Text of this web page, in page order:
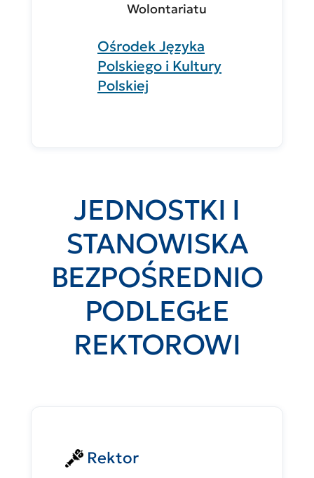
Wolontariatu
Ośrodek Języka
Polskiego i Kultury
Polskiej
JEDNOSTKI I
STANOWISKA
BEZPOŚREDNIO
PODLEGŁE
REKTOROWI
Rektor